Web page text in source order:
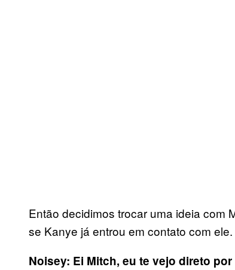
Então decidimos trocar uma ideia com
se Kanye já entrou em contato com ele.
Noisey: Ei Mitch, eu te vejo direto